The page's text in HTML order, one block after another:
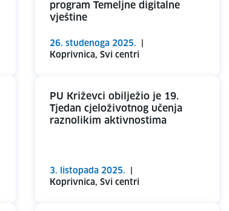
program Temeljne digitalne
vještine
26. studenoga 2025.
Koprivnica, Svi centri
PU Križevci obilježio je 19.
Tjedan cjeloživotnog učenja
raznolikim aktivnostima
3. listopada 2025.
Koprivnica, Svi centri